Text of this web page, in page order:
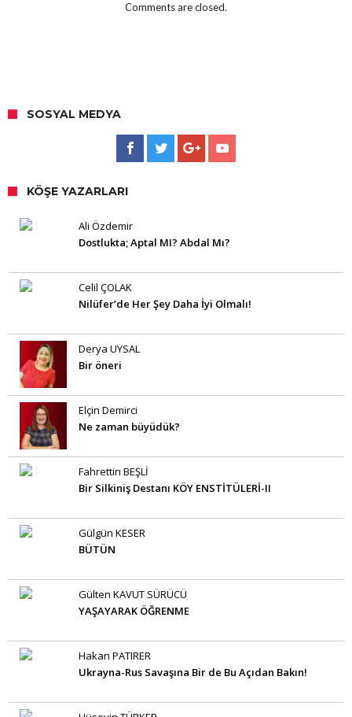
Comments are closed.
SOSYAL MEDYA
KÖŞE YAZARLARI
Ali Özdemir
Dostlukta; Aptal MI? Abdal Mı?
Celil ÇOLAK
Nilüfer’de Her Şey Daha İyi Olmalı!
Derya UYSAL
Bir öneri
Elçin Demirci
Ne zaman büyüdük?
Fahrettin BEŞLİ
Bir Silkiniş Destanı KÖY ENSTİTÜLERİ-II
Gülgün KESER
BÜTÜN
Gülten KAVUT SÜRÜCÜ
YAŞAYARAK ÖĞRENME
Hakan PATIRER
Ukrayna-Rus Savaşına Bir de Bu Açıdan Bakın!